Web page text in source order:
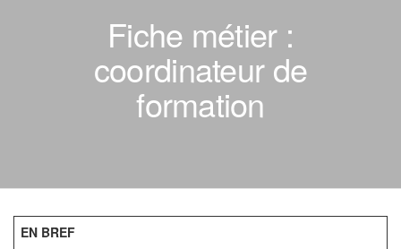
Fiche métier :
coordinateur de
formation
EN BREF